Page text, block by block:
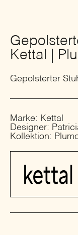
Kettal |
Gepolsterter
Marke: Kettal
Designer:
Kollektion: